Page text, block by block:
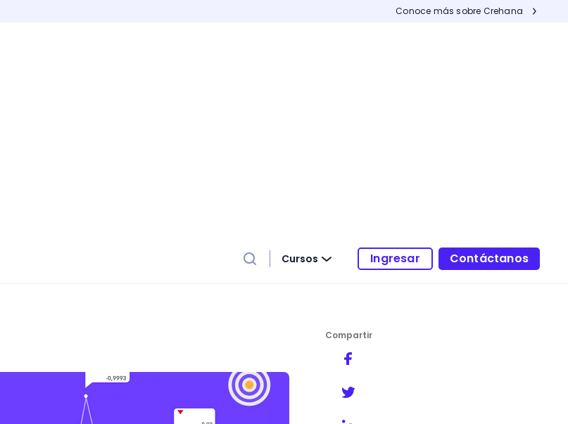
Conoce más sobre Crehana
Cursos Ingresar Contáctanos
+5 tips para lograrlo
Compartir